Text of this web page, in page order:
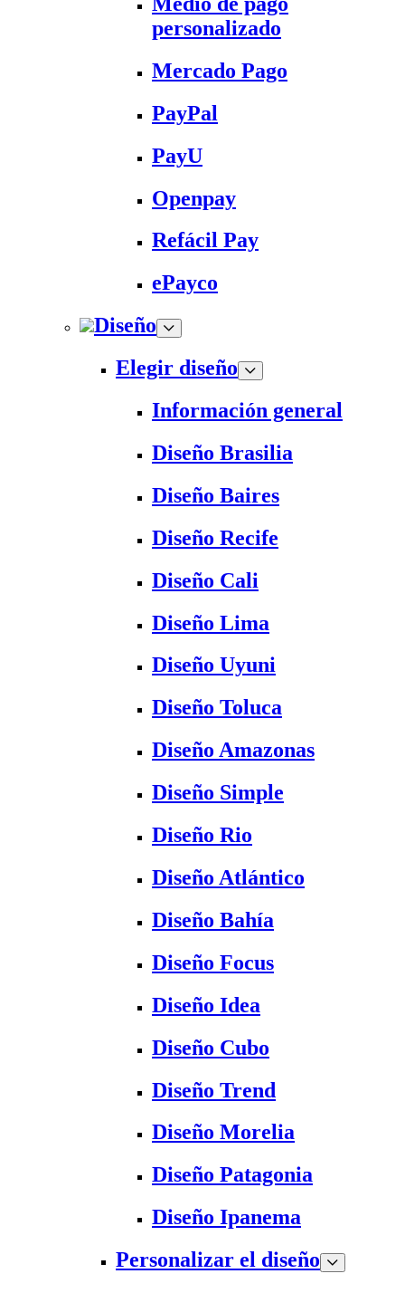
personalizado
Mercado Pago
PayPal
PayU
Openpay
Refácil Pay
ePayco
Diseño
Elegir diseño
Información general
Diseño Brasilia
Diseño Baires
Diseño Recife
Diseño Cali
Diseño Lima
Diseño Uyuni
Diseño Toluca
Diseño Amazonas
Diseño Simple
Diseño Rio
Diseño Atlántico
Diseño Bahía
Diseño Focus
Diseño Idea
Diseño Cubo
Diseño Trend
Diseño Morelia
Diseño Patagonia
Diseño Ipanema
Personalizar el diseño